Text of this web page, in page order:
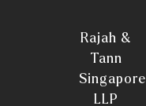
Rajah &
Tann
Singapore
LLP